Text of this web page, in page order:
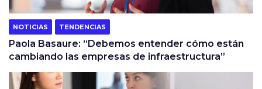
NOTICIAS TENDENCIAS
Paola Basaure: “Debemos entender cómo están
cambiando las empresas de infraestructura”